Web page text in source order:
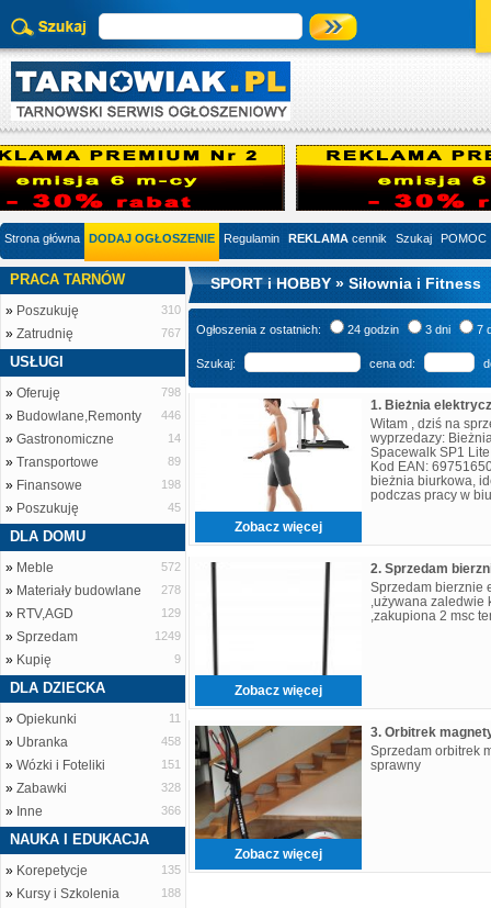
Strona główna DODAJ OGŁOSZENIE Regulamin REKLAMA cennik Szukaj POMOC
PRACA TARNÓW
» Poszukuję 310
» Zatrudnię 767
USŁUGI
» Oferuję 798
» Budowlane,Remonty 446
» Gastronomiczne 14
» Transportowe 89
» Finansowe 198
» Poszukuję 45
DLA DOMU
» Meble 572
» Materiały budowlane 278
» RTV,AGD 129
» Sprzedam 1249
» Kupię 9
DLA DZIECKA
» Opiekunki 11
» Ubranka 458
» Wózki i Foteliki 151
» Zabawki 328
» Inne 366
NAUKA I EDUKACJA
» Korepetycje 135
» Kursy i Szkolenia 188
SPORT i HOBBY » Siłownia i Fitness
Ogłoszenia z ostatnich: 24 godzin 3 dni 7
Szukaj: cena od:
Zobacz więcej
Witam , dziś na
wyprzedazy:
Spacewalk SP1
Kod EAN:
bieżnia biurkowa,
podczas pracy w
Zobacz więcej
2. Sprzedam
Sprzedam bierznie
,używana zaledwie
,zakupiona 2 msc
Zobacz więcej
3. Orbitrek
Sprzedam orbitrek
sprawny